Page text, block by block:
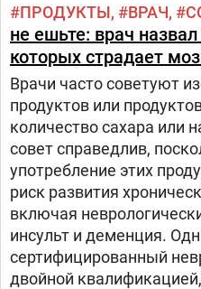
ПРОДУКТЫ ВРАЧ
не ешьте: врач
которых страдает
Врачи часто советуют
продуктов или
количество сахара
совет справедлив,
употребление этих
риск развития
включая
инсульт и деменция.
сертифицированный
двойной